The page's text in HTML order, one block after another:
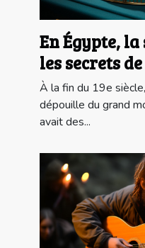
En Égypte,
les secrets
pharaon
À la fin du 19e
dépouille du grand
avait des...